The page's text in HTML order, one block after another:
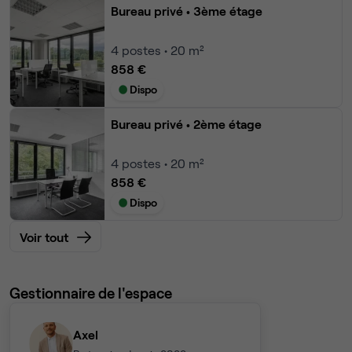
Bureau privé • 3ème étage
4 postes • 20 m²
858 €
Dispo
Bureau privé • 2ème étage
4 postes • 20 m²
858 €
Dispo
Voir tout
Gestionnaire de l'espace
Axel